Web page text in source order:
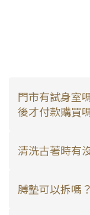
門市有試身室
後才付款購買
清洗古著時有
膊墊可以拆嗎？